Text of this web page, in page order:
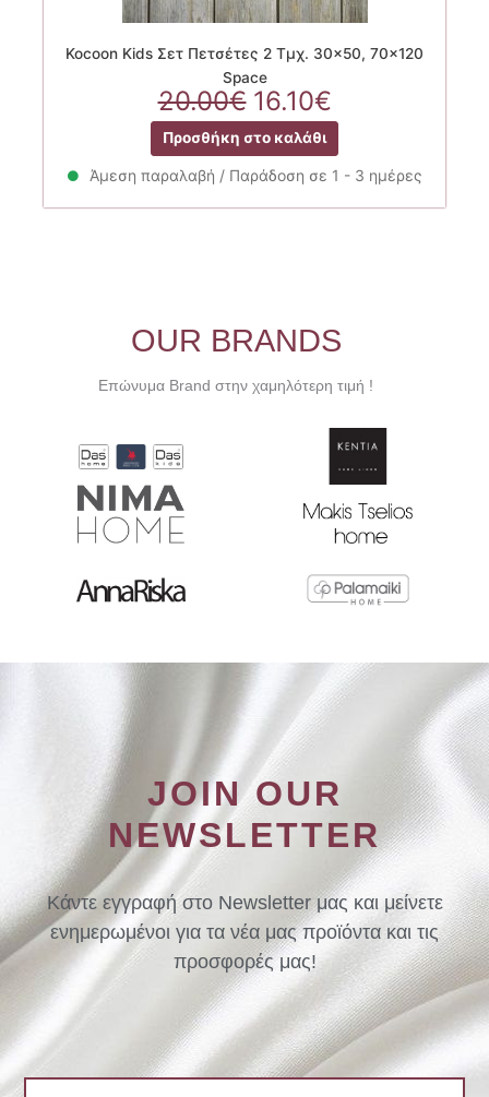
Kocoon Kids Σετ Πετσέτες 2 Τμχ. 30×50, 70×120
Space
20.00€ Original
price
was:
20.00€.
16.10€Η
τρέχουσα
τιμή
είναι:
Προσθήκη στο καλάθι
Άμεση παραλαβή / Παράδοση σε 1 - 3 ημέρες
OUR BRANDS
Επώνυμα Brand στην χαμηλότερη τιμή !
JOIN OUR
NEWSLETTER
Κάντε εγγραφή στο Newsletter μας και μείνετε
ενημερωμένοι για τα νέα μας προϊόντα και τις
προσφορές μας!